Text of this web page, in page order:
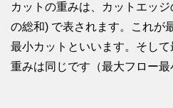
カットの重みは、カットエッ
の総和) で表されます。これが
最小カットといいます。そし
重みは同じです（最大フロー最